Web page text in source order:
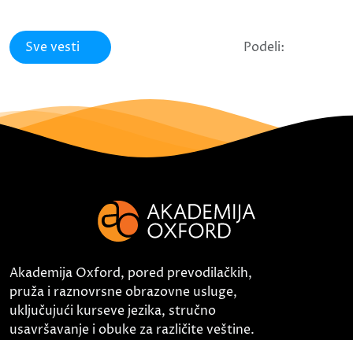
Sve vesti Podeli:
Akademija Oxford, pored prevodilačkih,
pruža i raznovrsne obrazovne usluge,
uključujući kurseve jezika, stručno
usavršavanje i obuke za različite veštine.